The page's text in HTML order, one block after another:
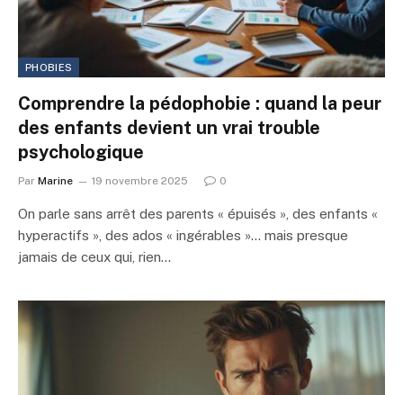
PHOBIES
Comprendre la pédophobie : quand la peur
des enfants devient un vrai trouble
psychologique
Par Marine 19 novembre 2025 0
On parle sans arrêt des parents « épuisés », des enfants «
hyperactifs », des ados « ingérables »… mais presque
jamais de ceux qui, rien…